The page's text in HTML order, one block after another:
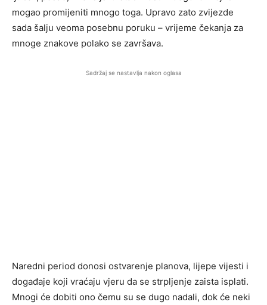
mogao promijeniti mnogo toga. Upravo zato zvijezde
sada šalju veoma posebnu poruku – vrijeme čekanja za
mnoge znakove polako se završava.
Sadržaj se nastavlja nakon oglasa
Naredni period donosi ostvarenje planova, lijepe vijesti i
događaje koji vraćaju vjeru da se strpljenje zaista isplati.
Mnogi će dobiti ono čemu su se dugo nadali, dok će neki